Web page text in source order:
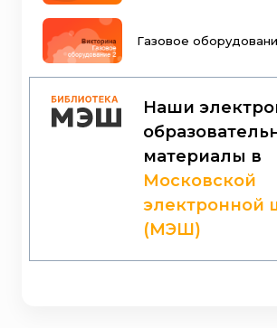
Газовое
Наши
материалы в
Московской
электронной
(МЭШ)